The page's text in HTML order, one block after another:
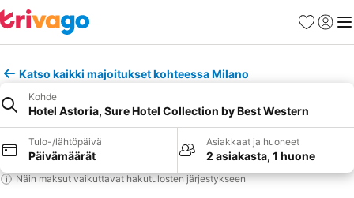
Suosikit
Katso kaikki majoitukset kohteessa Milano
Kohde
Hotel Astoria, Sure Hotel Collection by Best Western
Tulo-/lähtöpäivä
Päivämäärät
Asiakkaat ja huoneet
2 asiakasta, 1 huone
Näin maksut vaikuttavat hakutulosten järjestykseen